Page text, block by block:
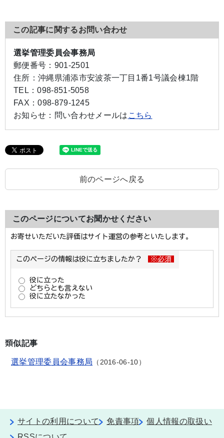
この記事に関するお問い合わせ
選挙管理委員会事務局
郵便番号： 901-2501
住所： 沖縄県浦添市安波茶一丁目1番1号議会棟1階
TEL：098-851-5058
FAX：098-879-1245
お知らせ： 問い合わせメールは こちら
前のページへ戻る
このページについてお聞かせください
類似記事
選挙管理委員会事務局 2016-06-10
サイトの利用について 免責事項
個人情報の取扱い